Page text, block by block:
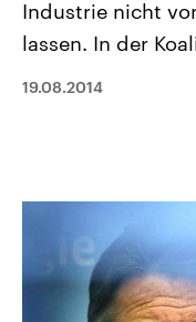
und Hintergründe zu
und Kandidaten der
Wahl.
Sendungen
Industrie nicht
lassen. In der
19.08.2014